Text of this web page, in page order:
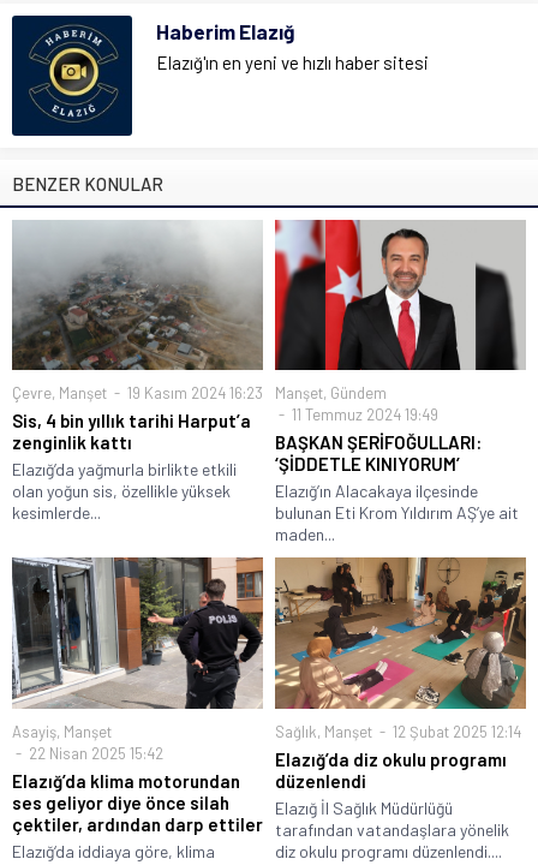
Haberim Elazığ
Elazığ'ın en yeni ve hızlı haber sitesi
BENZER KONULAR
Çevre, Manşet 19 Kasım 2024 16:23
Sis, 4 bin yıllık tarihi Harput’a
zenginlik kattı
Elazığ’da yağmurla birlikte etkili
olan yoğun sis, özellikle yüksek
kesimlerde...
Manşet, Gündem
11 Temmuz 2024 19:49
BAŞKAN ŞERİFOĞULLARI:
‘ŞİDDETLE KINIYORUM’
Elazığ’ın Alacakaya ilçesinde
bulunan Eti Krom Yıldırım AŞ’ye ait
maden...
Asayiş, Manşet
22 Nisan 2025 15:42
Elazığ’da klima motorundan
ses geliyor diye önce silah
çektiler, ardından darp ettiler
Elazığ‘da iddiaya göre, klima
Sağlık, Manşet 12 Şubat 2025 12:14
Elazığ’da diz okulu programı
düzenlendi
Elazığ İl Sağlık Müdürlüğü
tarafından vatandaşlara yönelik
diz okulu programı düzenlendi....